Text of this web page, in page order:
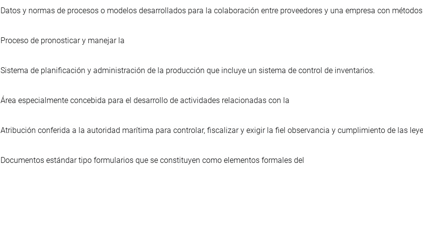
Datos y normas de procesos o modelos desarrollados para la colaboración entre proveedores y una empresa con
Proceso de pronosticar y manejar la
Sistema de planificación y administración de la producción que incluye un sistema de control de inventarios.
Área especialmente concebida para el desarrollo de actividades relacionadas con la
Atribución conferida a la autoridad marítima para controlar, fiscalizar y exigir la fiel observancia y cumplimiento de las
Documentos estándar tipo formularios que se constituyen como elementos formales del